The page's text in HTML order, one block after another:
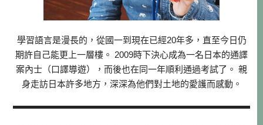
學習語言是漫長的，從國一到現在已經20年多，直至今日仍
期許自己能更上一層樓。 2009時下決心成為一名日本的通譯
案內士（口譯導遊），而後也在同一年順利通過考試了。 親
身走訪日本許多地方，深深為他們對土地的愛護而感動。